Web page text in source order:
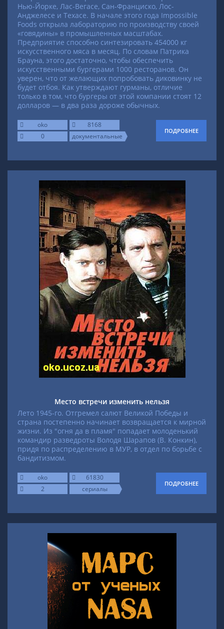
Нью-Йорке, Лас-Вегасе, Сан-Франциско, Лос-
Анджелесе и Техасе. В начале этого года Impossible
Foods открыла лабораторию по производству своей
«говядины» в промышленных масштабах.
Предприятие способно синтезировать 454000 кг
искусственного мяса в месяц. По словам Патрика
Брауна, этого достаточно, чтобы обеспечить
искусственными бургерами 1000 ресторанов. Он
уверен, что от желающих попробовать диковинку не
будет отбоя. Как утверждают гурманы, отличие
только в том, что бургеры от этой компании стоят 12
долларов — в два раза дороже обычных.
oko
8168
0
документальные
ПОДРОБНЕЕ
Место встречи изменить нельзя
Лето 1945-го. Отгремел салют Великой Победы и
страна постепенно начинает возвращается к мирной
жизни. Из "огня да в пламя" попадает молоденький
командир разведроты Володя Шарапов (В. Конкин),
придя по распределению в МУР, в отдел по борьбе с
бандитизмом.
oko
61830
2
сериалы
ПОДРОБНЕЕ